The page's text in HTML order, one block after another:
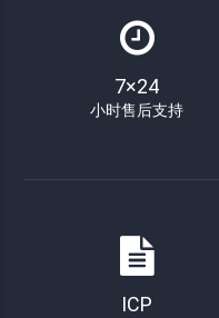
7×24
小时售后支持
ICP